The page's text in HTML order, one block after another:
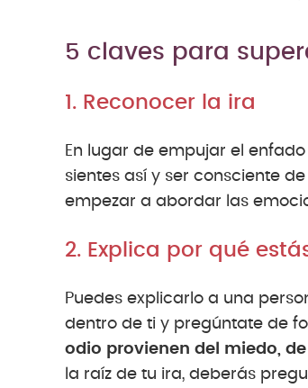
5 claves para
1. Reconocer la ira
En lugar de empujar el
sientes así y ser consciente
empezar a abordar las
2. Explica por qué
Puedes explicarlo a una
dentro de ti y pregúntate de
odio provienen del miedo,
la raíz de tu ira, deberás